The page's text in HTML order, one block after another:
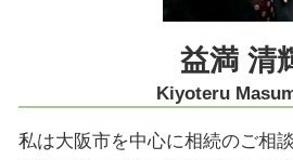
医療過誤 神戸市 弁護士
事業承継 神戸市 弁護士
労働問題 大阪市 弁護士
益満 清
Kiyoteru
私は大阪市を中心に相続のご相